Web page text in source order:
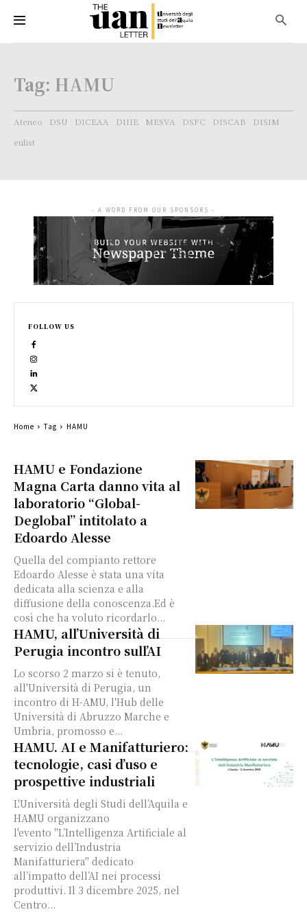
Tag: HAMU
Ateneo DSU DICEAA DIIIE MESVA DSFC DISCAB
DISIM
eulist
HAMU e Fondazione
Magna Carta danno vita al
laboratorio “Global-
Deglobal” intitolato a
Edoardo Alesse
Quella del compianto rettore
Edoardo Alesse è stata una vita
dedicata alla scienza e alla
diffusione della conoscenza.Ed è
così che ha voluto ricordarlo...
HAMU, all’Università di
Perugia incontro sull’AI
Lo scorso 2 marzo si è tenuto,
all'Università di Perugia, un
incontro di H-AMU, l'Hub delle
Università di Abruzzo Marche e
Umbria, promosso e...
HAMU. AI e Manifatturiero:
tecnologie, casi d’uso e
prospettive industriali
L'Università degli Studi dell’Aquila e
HAMU organizzano
l'evento "L’Intelligenza Artificiale al
servizio dell’Industria
Manifatturiera" dedicato
all’impatto dell’AI nei processi
produttivi. Il 3 dicembre 2025, nel
Centro...
- A WORD FROM OUR SPONSORS -
FOLLOW US
Home Tag HAMU